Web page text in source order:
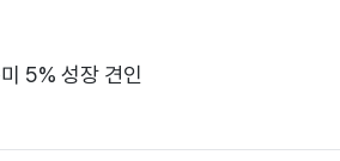
5% 성장 견인